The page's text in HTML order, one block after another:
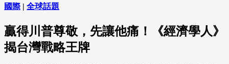
國際| 全球話題
贏得川普尊敬，先讓他痛！《經濟學人》
揭台灣戰略王牌